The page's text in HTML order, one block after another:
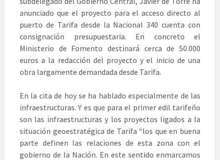
anunciado que el proyecto para el acceso directo al
puerto de Tarifa desde la Nacional 340 cuenta con
consignación presupuestaria. En concreto el
Ministerio de Fomento destinará cerca de 50.000
euros a la redacción del proyecto y el inicio de una
obra largamente demandada desde Tarifa.
En la cita de hoy se ha hablado especialmente de las
infraestructuras. Y es que para el primer edil tarifeño
son las infraestructuras y los proyectos ligados a la
situación geoestratégica de Tarifa “los que en buena
parte definen las relaciones de esta zona con el
gobierno de la Nación. En este sentido enmarcamos